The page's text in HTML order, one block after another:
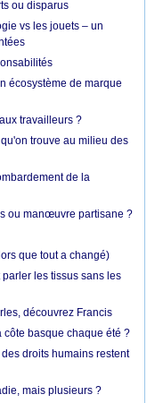
ou disparus
vs les jouets – un
écosystème de marque
travailleurs ?
trouve au milieu des
de la
ou manœuvre partisane ?
que tout a changé)
les tissus sans les
découvrez Francis
côte basque chaque été ?
droits humains restent
mais plusieurs ?